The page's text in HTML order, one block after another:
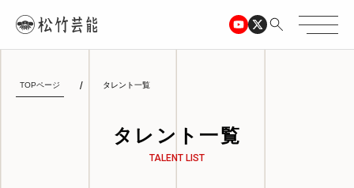
TOPページ タレント一覧
タレント一覧
TALENT LIST